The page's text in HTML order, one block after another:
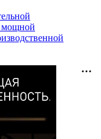
мощной